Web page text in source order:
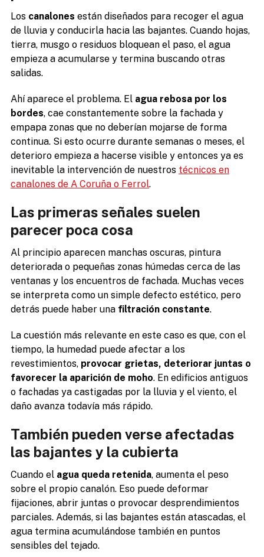
Los canalones están diseñados para recoger el agua
de lluvia y conducirla hacia las bajantes. Cuando hojas,
tierra, musgo o residuos bloquean el paso, el agua
empieza a acumularse y termina buscando otras
salidas.
Ahí aparece el problema. El agua rebosa por los
bordes, cae constantemente sobre la fachada y
empapa zonas que no deberían mojarse de forma
continua. Si esto ocurre durante semanas o meses, el
deterioro empieza a hacerse visible y entonces ya es
inevitable la intervención de nuestros técnicos en
canalones de A Coruña o Ferrol.
Las primeras señales suelen
parecer poca cosa
Al principio aparecen manchas oscuras, pintura
deteriorada o pequeñas zonas húmedas cerca de las
ventanas y los encuentros de fachada. Muchas veces
se interpreta como un simple defecto estético, pero
detrás puede haber una filtración constante.
La cuestión más relevante en este caso es que, con el
tiempo, la humedad puede afectar a los
revestimientos, provocar grietas, deteriorar juntas o
favorecer la aparición de moho. En edificios antiguos
o fachadas ya castigadas por la lluvia y el viento, el
daño avanza todavía más rápido.
También pueden verse afectadas
las bajantes y la cubierta
Cuando el agua queda retenida, aumenta el peso
sobre el propio canalón. Eso puede deformar
fijaciones, abrir juntas o provocar desprendimientos
parciales. Además, si las bajantes están atascadas, el
agua termina acumulándose también en puntos
sensibles del tejado.